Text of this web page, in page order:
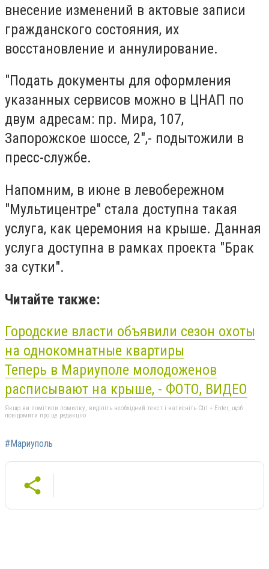
внесение изменений в актовые записи
гражданского состояния, их
восстановление и аннулирование.
"Подать документы для оформления
указанных сервисов можно в ЦНАП по
двум адресам: пр. Мира, 107,
Запорожское шоссе, 2",- подытожили в
пресс-службе.
Напомним, в июне в левобережном
"Мультицентре" стала доступна такая
услуга, как церемония на крыше. Данная
услуга доступна в рамках проекта "Брак
за сутки".
Читайте также:
Городские власти объявили сезон охоты
на однокомнатные квартиры
Теперь в Мариуполе молодоженов
расписывают на крыше, - ФОТО, ВИДЕО
Якщо ви помітили помилку, виділіть необхідний текст і натисніть Ctrl + Enter, щоб
повідомити про це редакцію
#Мариуполь